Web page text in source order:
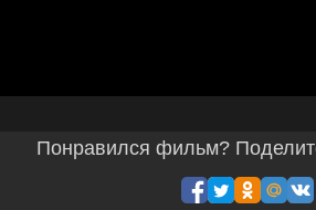
Понравился фильм?